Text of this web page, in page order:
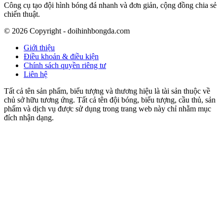
Công cụ tạo đội hình bóng đá nhanh và đơn giản, cộng đồng chia sẻ
chiến thuật.
© 2026 Copyright - doihinhbongda.com
Giới thiệu
Điều khoản & điều kiện
Chính sách quyền riêng tư
Liên hệ
Tất cả tên sản phẩm, biểu tượng và thương hiệu là tài sản thuộc về
chủ sở hữu tương ứng. Tất cả tên đội bóng, biểu tượng, cầu thủ, sản
phẩm và dịch vụ được sử dụng trong trang web này chỉ nhằm mục
đích nhận dạng.